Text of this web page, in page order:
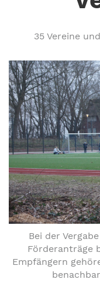
35 Vereine
Bei der
Förderanträge
Empfängern